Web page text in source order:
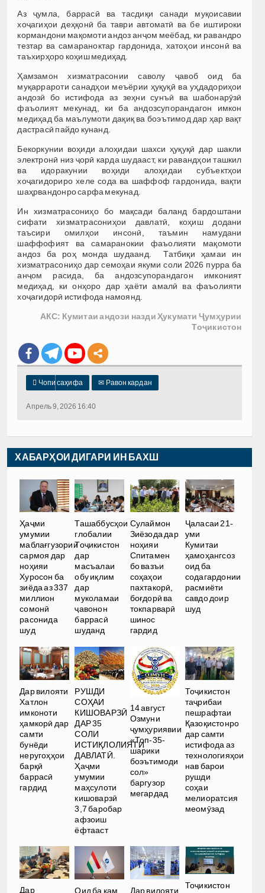
Аз ҷумла, баррасӣ ва тасдиқи санади муқоисавии
хоҷагиҳои деҳқонӣ ба таври автоматӣ ва бе иштироки
кормандони мақомоти андоз анҷом меёбад, ки равандро
тезтар ва самараноктар гардонида, хатоҳои инсонӣ ва
таъхирҳоро коҳиш медиҳад.
Ҳамзамон хизматрасонии саволу ҷавоб оид ба
муқаррароти санадҳои меъёрии ҳуқуқӣ ва уҳдадориҳои
андозӣ бо истифода аз зеҳни сунъӣ ва шабонарӯзӣ
фаъолият мекунад, ки ба андозсупорандагон имкон
медиҳад ба маълумоти дақиқ ва боэътимод дар ҳар вақт
дастрасӣ пайдо кунанд.
Бекоркунии воҳиди алоҳидаи шахси ҳуқуқӣ дар шакли
электронӣ низ ҷорӣ карда шудааст, ки равандҳои ташкил
ва идоракунии воҳиди алоҳидаи субъектҳои
хоҷагидориро хеле сода ва шаффоф гардонида, вақти
шаҳрвандонро сарфа мекунад.
Ин хизматрасониҳо бо мақсади баланд бардоштани
сифати хизматрасониҳои давлатӣ, коҳиш додани
таъсири омилҳои инсонӣ, таъмин намудани
шаффофият ва самаранокии фаъолияти мақомоти
андоз ба роҳ монда шудаанд. Татбиқи ҳамаи ин
хизматрасониҳо дар семоҳаи якуми соли 2026 пурра ба
анҷом расида, ба андозсупорандагон имконият
медиҳад, ки онҳоро дар ҳаёти амалӣ ва фаъолияти
хоҷагидорӣ истифода намоянд.
АКС: Кумитаи андози назди Ҳукумати Ҷумҳурии
Тоҷикистон
 Чопи саҳифа ✉ Равон кардан
Апрель 9, 2026 16:40
ХАБАРҲОИ ДИГАРИ ИН БАХШ
Ҳаҷми
умумии
маблағгузории
сармоя дар
ноҳияи
Хуросон ба
зиёда аз 337
миллион
сомонӣ
расонида
шуд
Ташаббусҳои
глобалии
Тоҷикистон
дар
масъалаи
обу иқлим
дар
муколамаи
ҷавонон
баррасӣ
шуданд
Сулаймон
Зиёзода дар
ноҳияи
Спитамен
бо вазъи
соҳаҳои
пахтакорӣ,
боғдорӣ ва
токпарварӣ
шинос
гардид
Ҷаласаи 21-
уми
Кумитаи
ҳамоҳангсоз
оид ба
содагардонии
расмиёти
савдо доир
шуд
Дар вилояти
Хатлон
имконоти
ҳамкорӣ дар
самти
бунёди
неругоҳҳои
барқӣ
баррасӣ
гардид
РУШДИ
СОҲАИ
КИШОВАРЗӢ
ДАР 35
СОЛИ
ИСТИҚЛОЛИЯТИ
ДАВЛАТӢ.
Ҳаҷми
умумии
маҳсулоти
кишоварзӣ
3,7 баробар
афзоиш
ёфтааст
14 август
Озмуни
ҷумҳуриявии
«Топ-35-
шарики
боэътимоди
сол»
баргузор
мегардад
Тоҷикистон
таҷрибаи
пешрафтаи
Қазоқистонро
дар самти
истифода аз
технологияҳои
нав барои
рушди
соҳаи
мелиоратсия
меомӯзад
Дар Оид ба кам Дар вилояти
Тоҷикистон